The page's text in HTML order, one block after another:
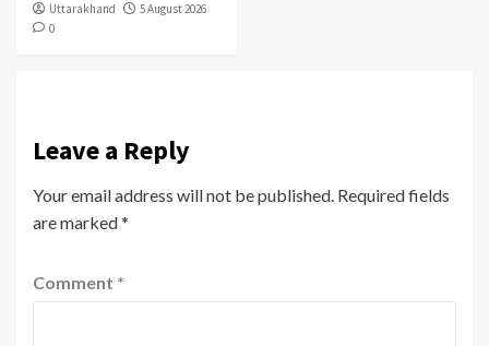
Uttarakhand
5 August 2026
0
Leave a Reply
Your email address will not be published. Required fields
are marked*
Comment *